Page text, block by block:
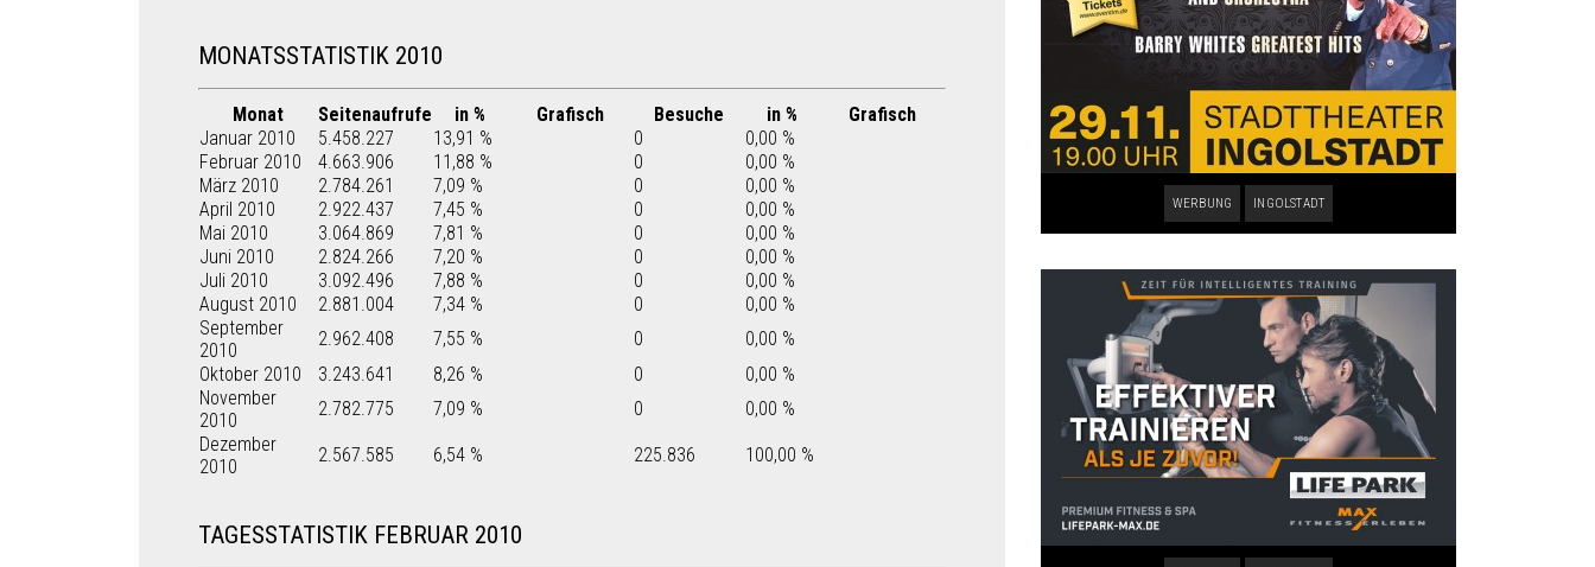
MONATSSTATISTIK 2010
Monat Seitenaufrufe in % Grafisch Besuche in %
Grafisch
Januar 2010
5.458.227 13,91 % 0
0,00 %
Februar 2010
4.663.906 11,88 % 0
0,00 %
März 2010
2.784.261 7,09 % 0
0,00 %
April 2010
2.922.437 7,45 % 0
0,00 %
Mai 2010
3.064.869 7,81 % 0
0,00 %
Juni 2010
2.824.266 7,20 % 0
0,00 %
Juli 2010
3.092.496 7,88 % 0
0,00 %
August 2010
2.881.004 7,34 % 0
0,00 %
September
2010
2.962.408 7,55 % 0
0,00 %
Oktober 2010
3.243.641 8,26 % 0
0,00 %
November
2010
2.782.775 7,09 % 0
0,00 %
Dezember
2010
2.567.585 6,54 % 225.836 100,00 %
TAGESSTATISTIK FEBRUAR 2010
WERBUNG INGOLSTADT